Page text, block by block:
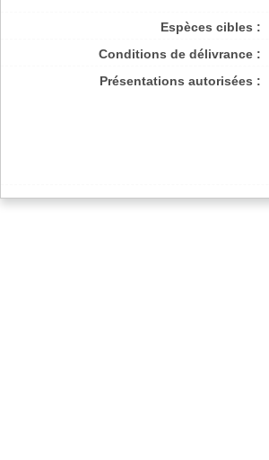
Espèces cibles :
Conditions de délivrance :
Présentations autorisées :